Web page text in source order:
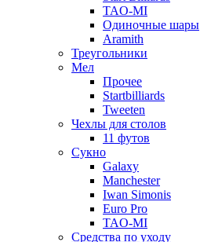
TAO-MI
Одиночные шары
Aramith
Треугольники
Мел
Прочее
Startbilliards
Tweeten
Чехлы для столов
11 футов
Сукно
Galaxy
Manchester
Iwan Simonis
Euro Pro
TAO-MI
Средства по уходу